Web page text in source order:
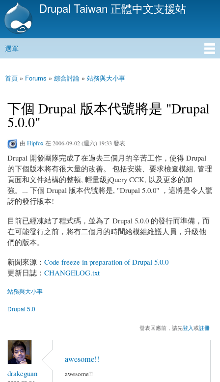
移
內
Drupal Taiwan 正體中文支援站
主選單
選單
您在這裡
首頁 » Forums » 綜合討論 » 站務與大小事
下個 Drupal 版本代號將是 "Drupal
5.0.0"
由 Hipfox 在 2006-09-02 (週六) 19:33 發表
Drupal 開發團隊完成了在過去三個月的辛苦工作，使得 Drupal
的下個版本將有很大量的改善。 包括安裝、要求檢查模組, 管理
頁面和文件結構的整頓, 輕量級jQuery CCK, 以及更多的加
強。... 下個 Drupal 版本代號將是, "Drupal 5.0.0" ，這將是令人驚
訝的發行版本!
目前已經凍結了程式碼，並為了 Drupal 5.0.0 的發行而準備，而
在可能發行之前，將有二個月的時間給模組維護人員，升級他
們的版本。
新聞來源： Code freeze in preparation of Drupal 5.0.0
更新日誌： CHANGELOG.txt
站務與大小事
Drupal 5.0
發表回應前，請先登入或註冊
drakeguan
awesome!!
awesome!!